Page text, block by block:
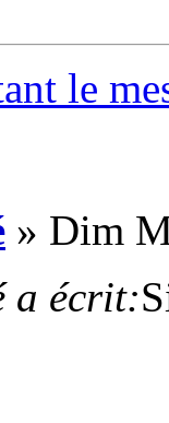
le
» Dim
a écrit: